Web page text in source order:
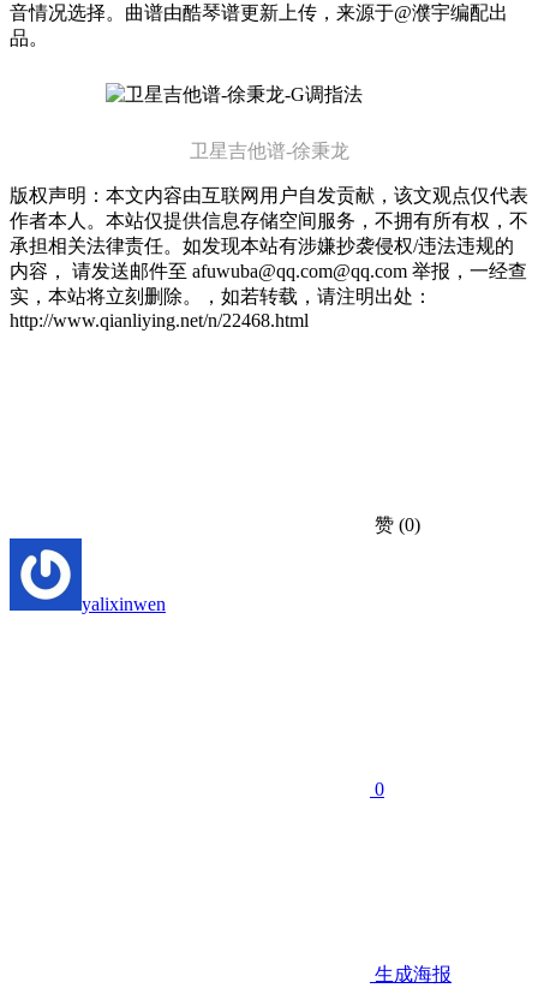
音情况选择。曲谱由酷琴谱更新上传，来源于@濮宇编配出
品。
卫星吉他谱-徐秉龙
版权声明：本文内容由互联网用户自发贡献，该文观点仅代表
作者本人。本站仅提供信息存储空间服务，不拥有所有权，不
承担相关法律责任。如发现本站有涉嫌抄袭侵权/违法违规的
内容， 请发送邮件至 afuwuba@qq.com@qq.com 举报，一经查
实，本站将立刻删除。，如若转载，请注明出处：
http://www.qianliying.net/n/22468.html
赞 (0)
yalixinwen
0
生成海报